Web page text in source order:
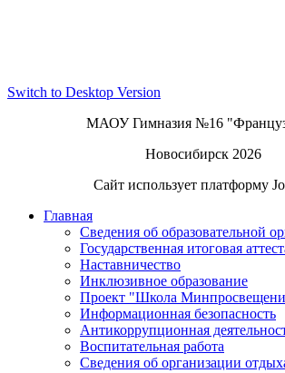
Switch to Desktop Version
МАОУ Гимназия №16
Новосибирск 2026
Сайт использует платформу
Главная
Сведения об образовательной
Государственная итоговая
Наставничество
Инклюзивное образование
Проект "Школа
Информационная безопасность
Антикоррупционная
Воспитательная работа
Сведения об организации